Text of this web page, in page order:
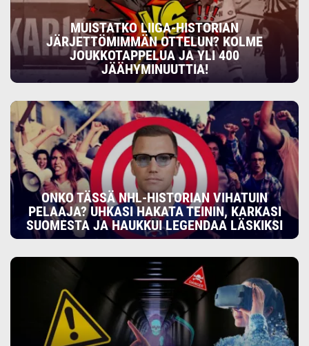
MUISTATKO LIIGA-HISTORIAN
JÄRJETTÖMIMMÄN OTTELUN? KOLME
JOUKKOTAPPELUA JA YLI 400
JÄÄHYMINUUTTIA!
ONKO TÄSSÄ NHL-HISTORIAN VIHATUIN
PELAAJA? UHKASI HAKATA TEININ, KARKASI
SUOMESTA JA HAUKKUI LEGENDAA LÄSKIKSI